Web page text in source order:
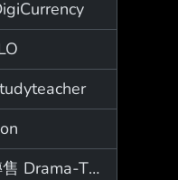
👉 藝文票券轉售 Drama-Ticket